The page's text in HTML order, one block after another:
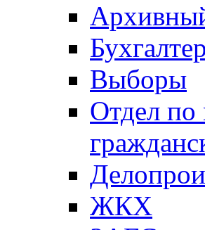
Выборы
Отдел по
ЖКХ